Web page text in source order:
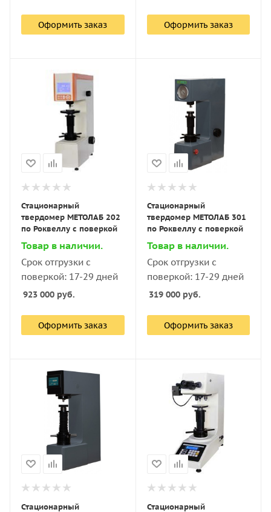
Оформить заказ Оформить заказ
Стационарный
твердомер МЕТОЛАБ 202
по Роквеллу с поверкой
Товар в наличии.
Срок отгрузки с
поверкой: 17-29 дней
923 000 руб.
Оформить заказ
Стационарный
твердомер МЕТОЛАБ 301
по Роквеллу с поверкой
Товар в наличии.
Срок отгрузки с
поверкой: 17-29 дней
319 000руб.
Оформить заказ
Стационарный Стационарный